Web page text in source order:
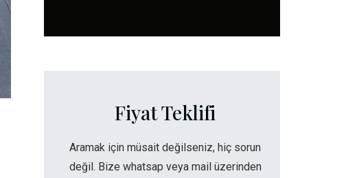
Fiyat Teklifi
Aramak için müsait değilseniz, hiç sorun
değil. Bize whatsap veya mail üzerinden